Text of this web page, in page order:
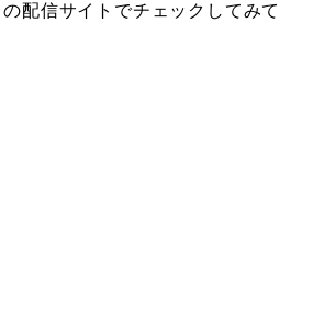
配信サイトでチェックしてみて